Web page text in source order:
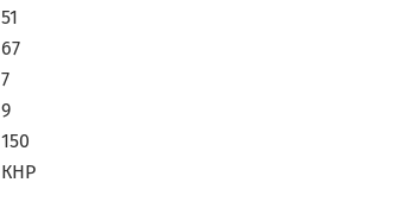
51
67
7
9
150
КНР